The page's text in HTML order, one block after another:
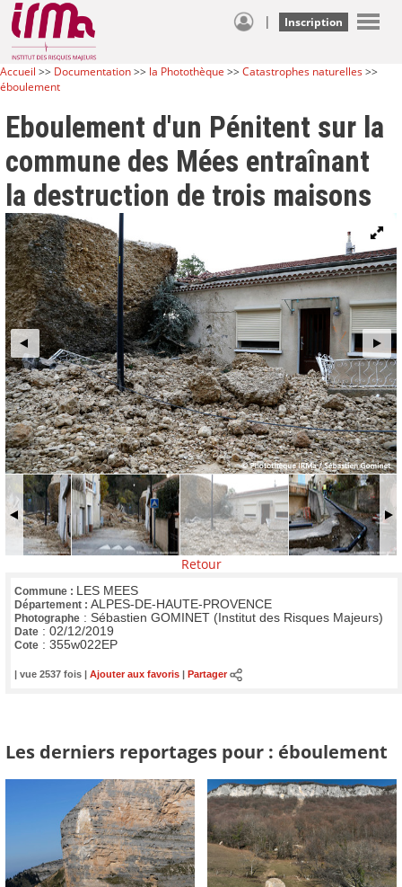
| Inscription
Accueil >> Documentation>> la Photothèque >>Catastrophes naturelles>>
éboulement
Eboulement d'un Pénitent sur la
commune des Mées entraînant
la destruction de trois maisons
Retour
Commune : LES MEES
Département : ALPES-DE-HAUTE-PROVENCE
Photographe : Sébastien GOMINET (Institut des Risques Majeurs)
Date : 02/12/2019
Cote : 355w022EP
| vue 2537 fois | Ajouter aux favoris Partager
Les derniers reportages pour : éboulement